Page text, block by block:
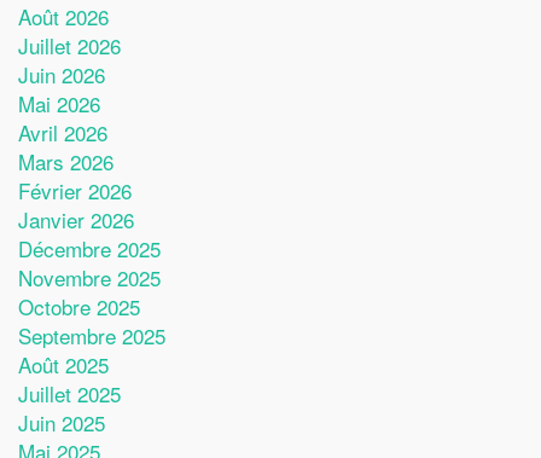
Août 2026
Juillet 2026
Juin 2026
Mai 2026
Avril 2026
Mars 2026
Février 2026
Janvier 2026
Décembre 2025
Novembre 2025
Octobre 2025
Septembre 2025
Août 2025
Juillet 2025
Juin 2025
Mai 2025